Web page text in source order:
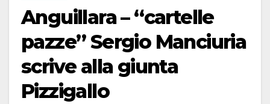
Anguillara – “cartelle
pazze” Sergio Manciuria
scrive alla giunta
Pizzigallo